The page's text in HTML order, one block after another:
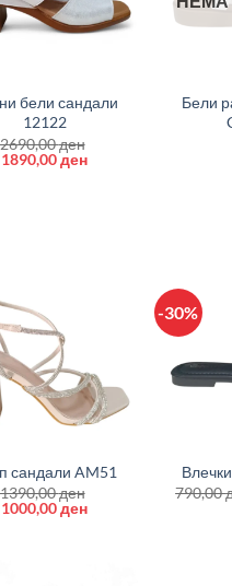
бели сандали
12122
2690,00ден
Original
1890,00денCurrent
Бели
сандали AM51
1390,00ден
Original
1000,00денCurrent
-30%
790,00